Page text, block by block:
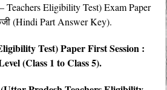
Teachers Eligibility Test) Exam Paper
(Hindi Part Answer Key).
Test) Paper First Session :
(Class 1 to Class 5).